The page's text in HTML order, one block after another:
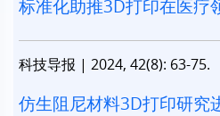
标准化助推3D打印在医疗
科技导报 | 2024, 42(8): 63-75.
仿生阻尼材料3D打印研究